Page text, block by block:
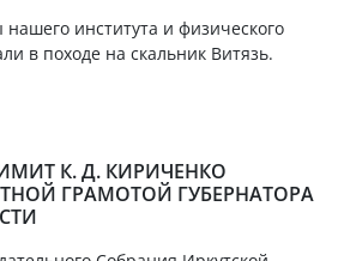
нашего института и физического
в походе на скальник Витязь.
К. Д. КИРИЧЕНКО
ГРАМОТОЙ ГУБЕРНАТОРА